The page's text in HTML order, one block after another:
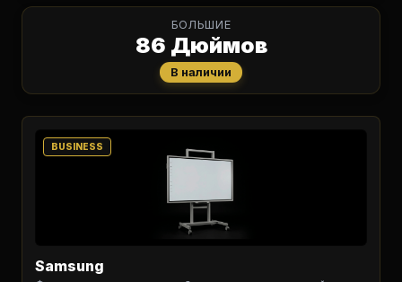
БОЛЬШИЕ
86 Дюймов
В наличии
BUSINESS
Samsung